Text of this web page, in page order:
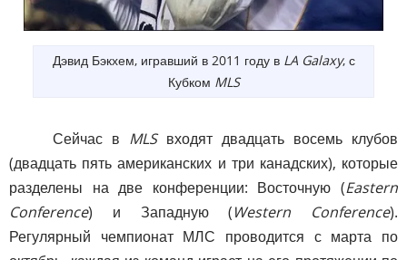
Дэвид Бэкхем, игравший в 2011 году в LA Galaxy, с
Кубком MLS
Сейчас в MLSвходят двадцать восемь клубов
(двадцать пять американских и три канадских), которые
разделены на две конференции: Восточную (Eastern
Conference) и Западную (Western Conference).
Регулярный чемпионат МЛС проводится с марта по